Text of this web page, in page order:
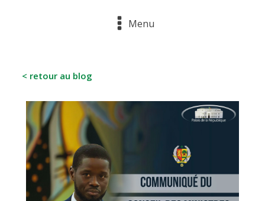
Menu
< retour au blog